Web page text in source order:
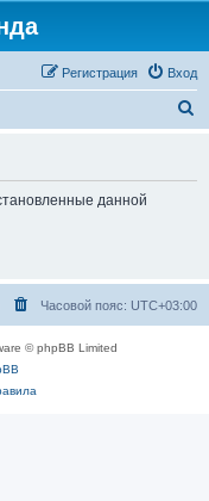
Вход
Регистрация
данной
Часовой пояс: UTC+03:00
© phpBB Limited